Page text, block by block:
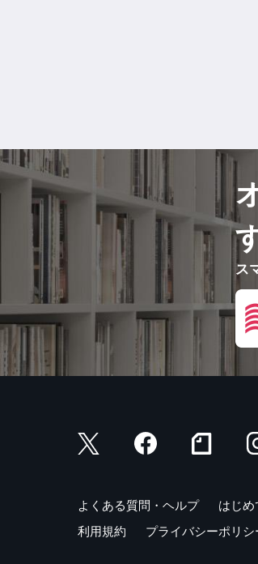
ス
よくある質問・ヘルプ はじめ
利用規約
プライバシーポリシ